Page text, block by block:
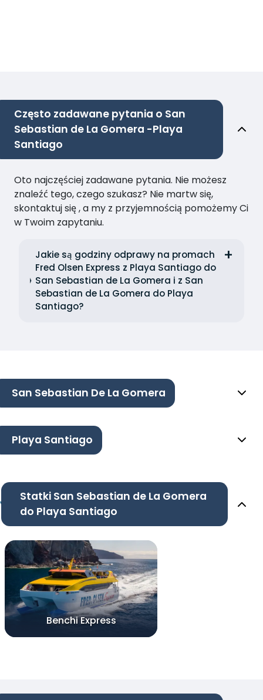
Często zadawane pytania o San
Sebastian de La Gomera -Playa
Santiago
Oto najczęściej zadawane pytania. Nie możesz
znaleźć tego, czego szukasz? Nie martw się,
skontaktuj się , a my z przyjemnością pomożemy Ci
w Twoim zapytaniu.
Jakie są godziny odprawy na promach
Fred Olsen Express z Playa Santiago do
San Sebastian de La Gomera i z San
Sebastian de La Gomera do Playa
Santiago?
San Sebastian De La Gomera
Playa Santiago
Statki San Sebastian de La Gomera
do Playa Santiago
Benchi Express